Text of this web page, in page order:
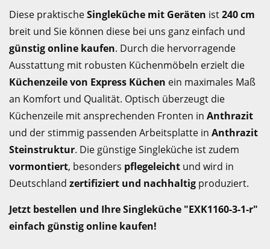
Diese praktischeSingleküche mit Geräten ist240 cm
breit und Sie können diese bei uns ganz einfach und
günstig online kaufen. Durch die hervorragende
Ausstattung mit robusten Küchenmöbeln erzielt die
Küchenzeile von Express Küchen ein maximales Maß
an Komfort und Qualität. Optisch überzeugt die
Küchenzeile mit ansprechenden Fronten in Anthrazit
und der stimmig passenden Arbeitsplatte in Anthrazit
Steinstruktur. Die günstige Singleküche ist zudem
vormontiert, besonders pflegeleicht und wird in
Deutschland zertifiziert und nachhaltig produziert.
Jetzt bestellen und Ihre Singleküche "EXK1160-3-1-r"
einfach günstig online kaufen!